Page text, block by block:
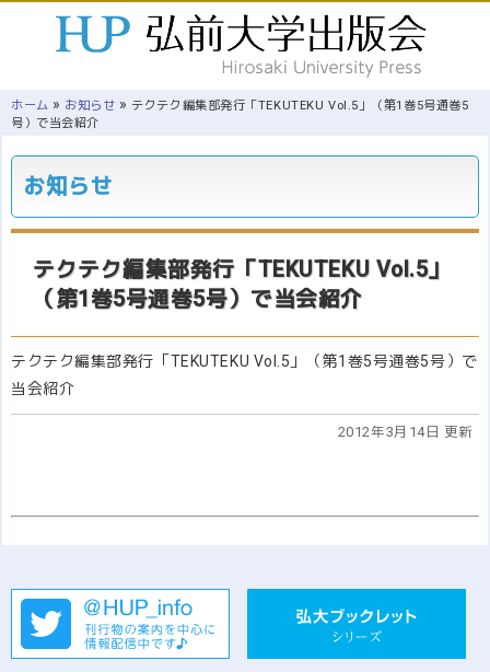
ホーム » お知らせ » テクテク編集部発行「TEKUTEKU Vol.5」（第1巻5号通巻5
号）で当会紹介
お知らせ
テクテク編集部発行「TEKUTEKU Vol.5」
（第1巻5号通巻5号）で当会紹介
テクテク編集部発行「TEKUTEKU Vol.5」（第1巻5号通巻5号）で
当会紹介
2012年3月14日 更新